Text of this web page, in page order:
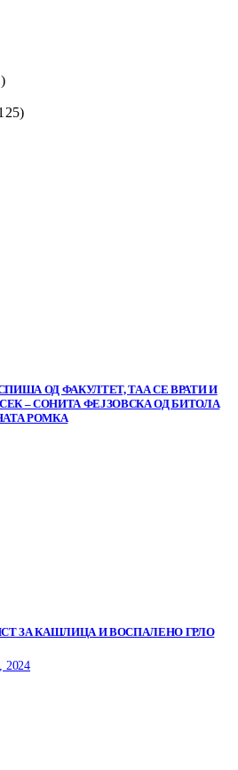
ОД ФАКУЛТЕТ, ТАА СЕ ВРАТИ И
– СОНИТА ФЕЈЗОВСКА ОД БИТОЛА
РОМКА
ЗА КАШЛИЦА И ВОСПАЛЕНО ГРЛО